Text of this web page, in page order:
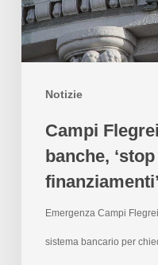
Notizie
Campi
banche,
finanziamenti’
Emergenza Campi
sistema bancario per